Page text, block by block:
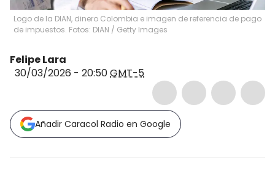
Logo de la DIAN, dinero Colombia e imagen de referencia de pago
de impuestos. Fotos: DIAN / Getty Images
Felipe Lara
30/03/2026 - 20:50GMT-5
Añadir Caracol Radio en Google